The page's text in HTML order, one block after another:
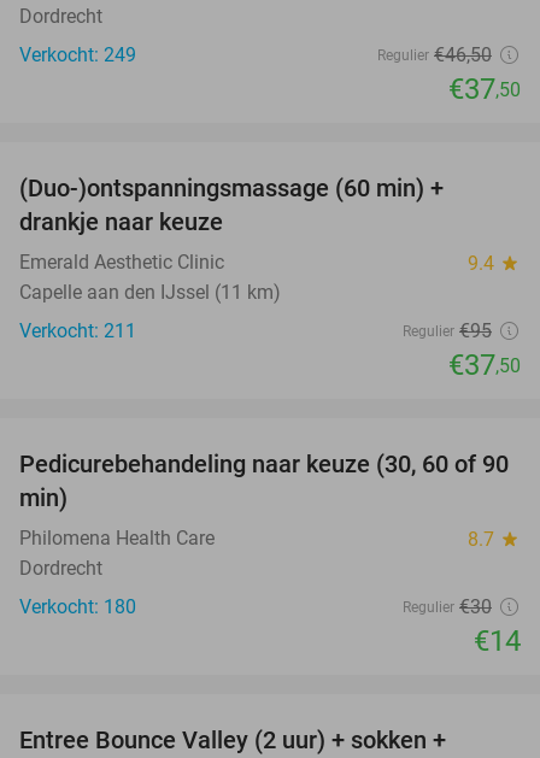
Dordrecht
Verkocht: 249
Regulier €46,50
€37,50
(Duo-)ontspanningsmassage (60 min) +
drankje naar keuze
Emerald Aesthetic Clinic 9.4 star
Capelle aan den IJssel (11 km)
Verkocht: 211
Regulier €95
€37,50
53%
Pedicurebehandeling naar keuze (30, 60 of 90
min)
Philomena Health Care 8.7 star
Dordrecht
Verkocht: 180
Regulier €30
€14
Entree Bounce Valley (2 uur) + sokken +